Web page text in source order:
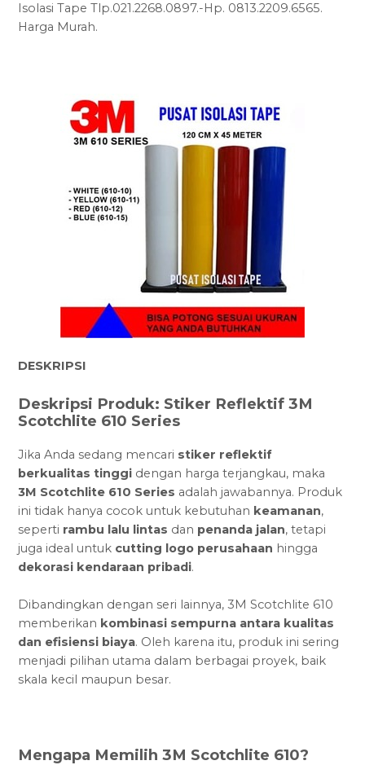
Isolasi Tape Tlp.021.2268.0897.-Hp. 0813.2209.6565.
Harga Murah.
DESKRIPSI
Deskripsi Produk: Stiker Reflektif 3M
Scotchlite 610 Series
Jika Anda sedang mencari stiker reflektif
berkualitas tinggi dengan harga terjangkau, maka
3M Scotchlite 610 Series adalah jawabannya. Produk
ini tidak hanya cocok untuk kebutuhan keamanan,
seperti rambu lalu lintas dan penanda jalan, tetapi
juga ideal untuk cutting logo perusahaan hingga
dekorasi kendaraan pribadi.
Dibandingkan dengan seri lainnya, 3M Scotchlite 610
memberikan kombinasi sempurna antara kualitas
dan efisiensi biaya. Oleh karena itu, produk ini sering
menjadi pilihan utama dalam berbagai proyek, baik
skala kecil maupun besar.
Mengapa Memilih 3M Scotchlite 610?